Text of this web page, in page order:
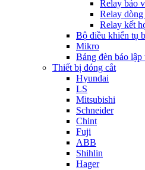
Relay bảo
Relay
Relay kết
Bộ điều khiển tụ
Mikro
Bảng đèn báo
Thiết bị đóng cắt
Hyundai
LS
Mitsubishi
Schneider
Chint
Fuji
ABB
Shihlin
Hager